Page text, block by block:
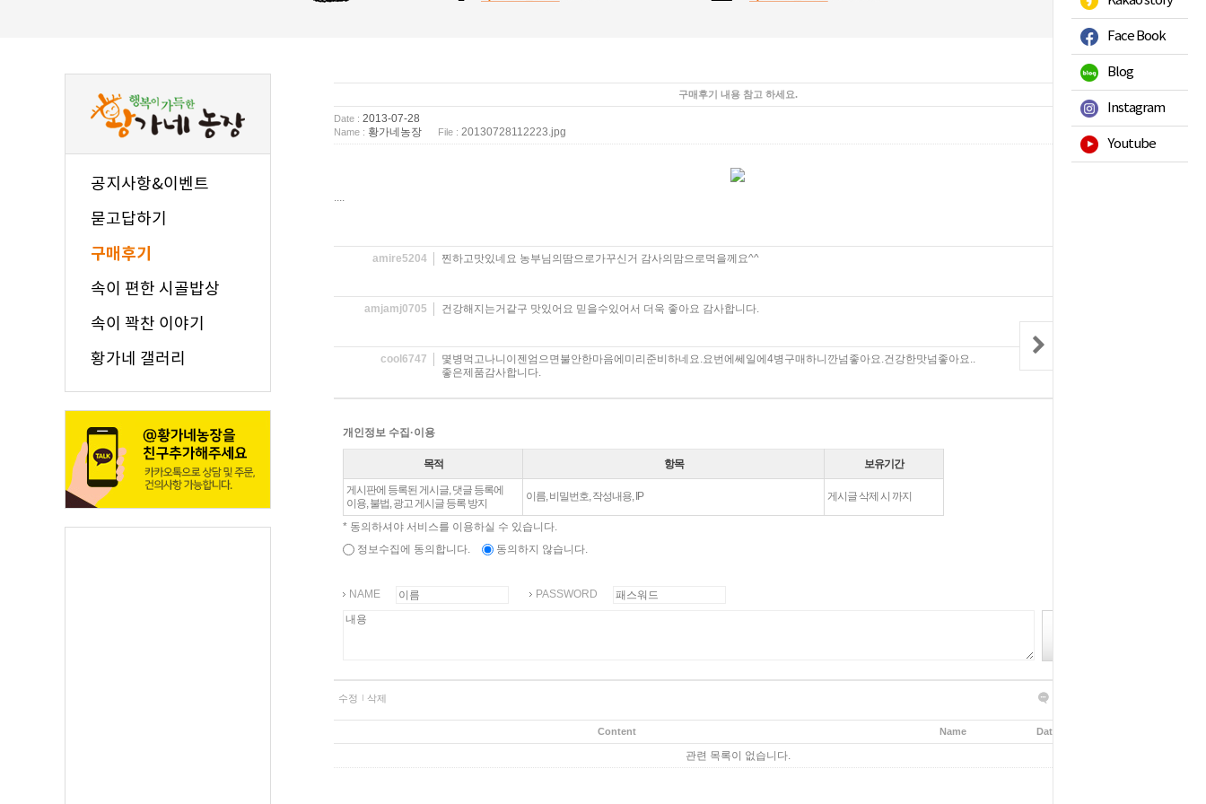
Face Book
Blog
Instagram
Youtube
공지사항&이벤트
묻고답하기
구매후기
속이 편한 시골밥상
속이 꽉찬 이야기
황가네 갤러리
구매후기 내용 참고 하세요.
Date : 2013-07-28
Name : 황가네농장 File : 20130728112223.jpg
....
amire5204 찐하고맛있네요 농부님의땀으로가꾸신거 감사의맘으로먹을께요^^
amjamj0705 건강해지는거같구 맛있어요 믿을수있어서 더욱 좋아요 감사합니다.
cool6747
몇병먹고나니이젠엄으면불안한마음에미리준비하네요.요번에쎄일에4병구매하니깐넘좋아요.건강한맛넘좋아요..
좋은제품감사합니다.
개인정보 수집·이용
목적 항목 보유기간
게시판에 등록된 게시글, 댓글 등록에
이용, 불법, 광고 게시글 등록 방지
이름, 비밀번호, 작성내용, IP 게시글 삭제 시 까지
* 동의하셔야 서비스를 이용하실 수 있습니다.
정보수집에 동의합니다.
동의하지 않습니다.
NAME PASSWORD
수정 삭제
Content Name Date
관련 목록이 없습니다.